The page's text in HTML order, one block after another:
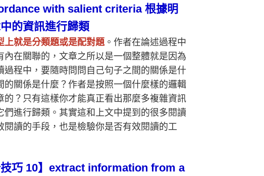
with salient criteria 根據明
的資訊進行歸類
上就是分類題或是配對題 。作者在論述過程中
內在關聯的，文章之所以是一個整體就是因為
過程中，要隨時問問自己句子之間的關係是什
的關係是什麼？作者是按照一個什麼樣的邏輯
的？只有這樣你才能真正看出那麼多複雜資訊
們進行歸類。其實這和上文中提到的很多閱讀
閱讀的手段，也是檢驗你是否有效閱讀的工
巧 10】extract information from a